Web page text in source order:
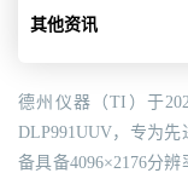
其他资讯
德州仪器（TI）于
DLP991UUV，专为
备具备4096×2176分